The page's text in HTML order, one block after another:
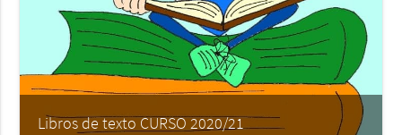
Libros de texto CURSO 2020/21